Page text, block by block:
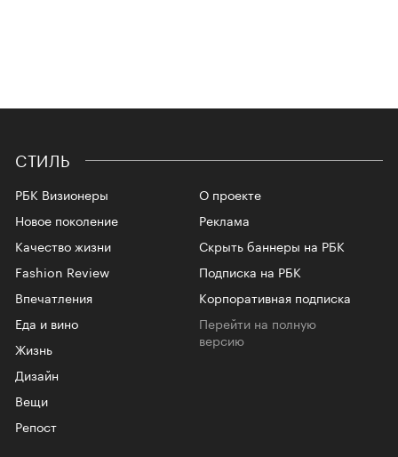
СТИЛЬ
РБК Визионеры
Новое поколение
Качество жизни
Fashion Review
Впечатления
Еда и вино
Жизнь
Дизайн
Вещи
Репост
О проекте
Реклама
Скрыть баннеры на РБК
Подписка на РБК
Корпоративная подписка
Перейти на полную
версию